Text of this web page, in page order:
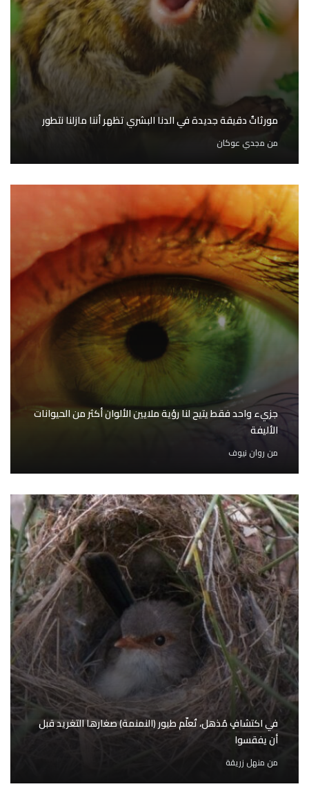
مورثاتٌ دقيقة جديدة في الدنا البشري تظهر أننا مازلنا نتطور
منمجدي عوكان
جزيء واحد فقط يتيح لنا رؤية ملايين الألوان أكثر من الحيوانات
الأليفة
من روان نيوف
في اكتشافٍ مُذهل، تُعلّم طيور (النمنمة) صغارها التغريد قبل
أن يفقسوا
منمنهل زريقة